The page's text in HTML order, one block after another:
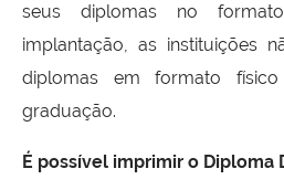
seus diplomas no
implantação, as instituições
diplomas em formato
graduação.
É possível imprimir o Diploma